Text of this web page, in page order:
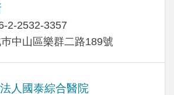
2-2532-3357
中山區樂群二路189號
人國泰綜合醫院